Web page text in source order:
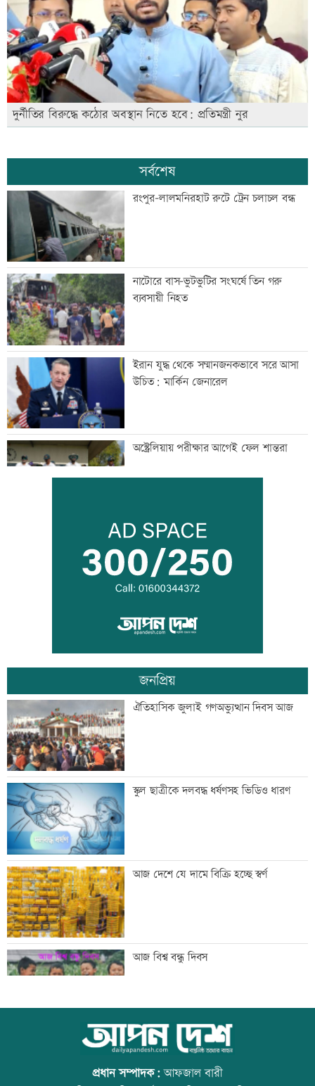
দুর্নীতির বিরুদ্ধে কঠোর অবস্থান নিতে হবে: প্রতিমন্ত্রী নুর
সর্বশেষ
রংপুর-লালমনিরহাট রুটে ট্রেন চলাচল বন্ধ
নাটোরে বাস-ভুটভুটির সংঘর্ষে তিন গরু
ব্যবসায়ী নিহত
ইরান যুদ্ধ থেকে সম্মানজনকভাবে সরে আসা
উচিত: মার্কিন জেনারেল
অস্ট্রেলিয়ায় পরীক্ষার আগেই ফেল শান্তরা
চাঁদপুরে নারীর পেট থেকে ৪ কেজি ৮০০
গ্রামের টিউমার অপসারণ
একদিনের ব্যবধানে বাড়ল স্বর্ণের দাম, ভরি
কত
নারী সহকর্মীর ঘর থেকে বস্ত্রহীন অবস্থায়
যুবদল নেতা আটক
ড্যাবের প্রতিষ্ঠাবার্ষিকীতে প্রধানমন্ত্রী
ট্রাম্পের বিলাসী ’বলরুম প্রকল্প’ আটকে
দিলেন আদালত
আগস্টে ফের টানা ৪ দিনের ছুটির সুযোগ
এসএসসির ফলাফল সোমবার, যে ৩ উপায়ে
জানবেন
জনপ্রিয়
ঐতিহাসিক জুলাই গণঅভ্যুত্থান দিবস আজ
স্কুল ছাত্রীকে দলবদ্ধ ধর্ষণসহ ভিডিও ধারণ
আজ দেশে যে দামে বিক্রি হচ্ছে স্বর্ণ
আজ বিশ্ব বন্ধু দিবস
উত্থান-পতনের বাজারে আজ স্বর্ণের ভরি কত
প্রধান সম্পাদক:আফজাল বারী